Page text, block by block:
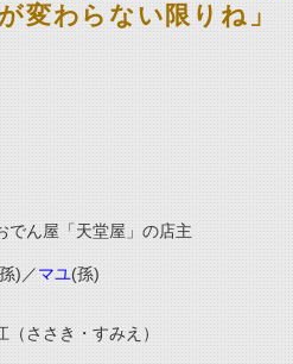
変わらない限りね」
でん屋「天堂屋」の店主
孫) ／マユ(孫)
ささき・すみえ）